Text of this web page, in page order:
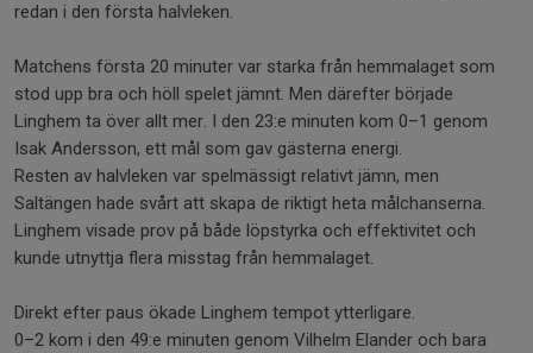
redan i den första halvleken.
Matchens första 20 minuter var starka från hemmalaget som
stod upp bra och höll spelet jämnt. Men därefter började
Linghem ta över allt mer. I den 23:e minuten kom 0–1 genom
Isak Andersson, ett mål som gav gästerna energi.
Resten av halvleken var spelmässigt relativt jämn, men
Saltängen hade svårt att skapa de riktigt heta målchanserna.
Linghem visade prov på både löpstyrka och effektivitet och
kunde utnyttja flera misstag från hemmalaget.
Direkt efter paus ökade Linghem tempot ytterligare.
0–2 kom i den 49:e minuten genom Vilhelm Elander och bara